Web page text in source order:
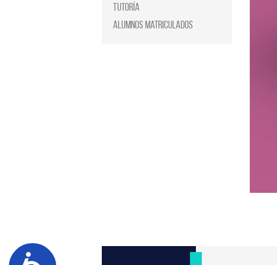
Tutoría
Alumnos Matriculados